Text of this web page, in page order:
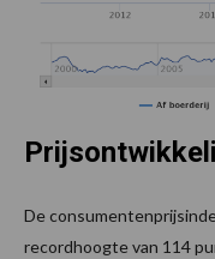
De
recordhoogte van 114